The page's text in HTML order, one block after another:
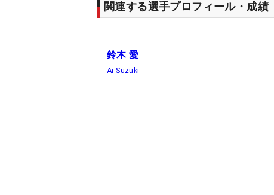
関連する選手プロフィール・成績
鈴木 愛
Ai Suzuki